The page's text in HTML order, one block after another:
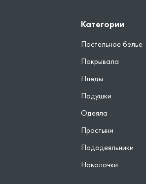
Категории
Постельное белье
Покрывала
Пледы
Подушки
Одеяла
Простыни
Пододеяльники
Наволочки